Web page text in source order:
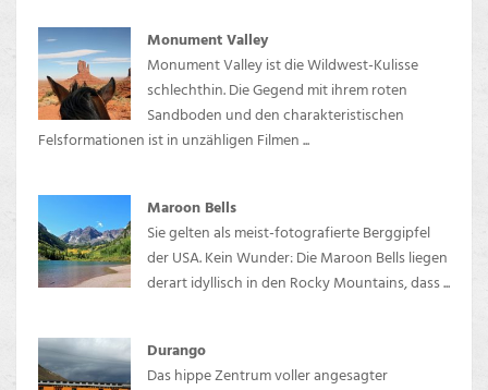
Monument Valley
Monument Valley ist die Wildwest-Kulisse
schlechthin. Die Gegend mit ihrem roten
Sandboden und den charakteristischen
Felsformationen ist in unzähligen Filmen ...
Maroon Bells
Sie gelten als meist-fotografierte Berggipfel
der USA. Kein Wunder: Die Maroon Bells liegen
derart idyllisch in den Rocky Mountains, dass ...
Durango
Das hippe Zentrum voller angesagter